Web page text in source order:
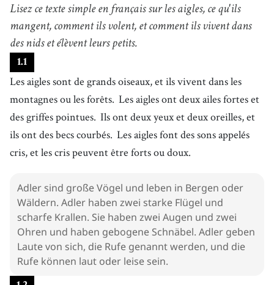
Lisez ce texte simple en français sur les aigles, ce qu'ils
mangent, comment ils volent, et comment ils vivent dans
des nids et élèvent leurs petits.
1.1
Les aigles sont de grands oiseaux, et ils vivent dans les
montagnes ou les forêts. Les aigles ont deux ailes fortes et
des griffes pointues. Ils ont deux yeux et deux oreilles, et
ils ont des becs courbés. Les aigles font des sons appelés
cris, et les cris peuvent être forts ou doux.
Adler sind große Vögel und leben in Bergen oder
Wäldern. Adler haben zwei starke Flügel und
scharfe Krallen. Sie haben zwei Augen und zwei
Ohren und haben gebogene Schnäbel. Adler geben
Laute von sich, die Rufe genannt werden, und die
Rufe können laut oder leise sein.